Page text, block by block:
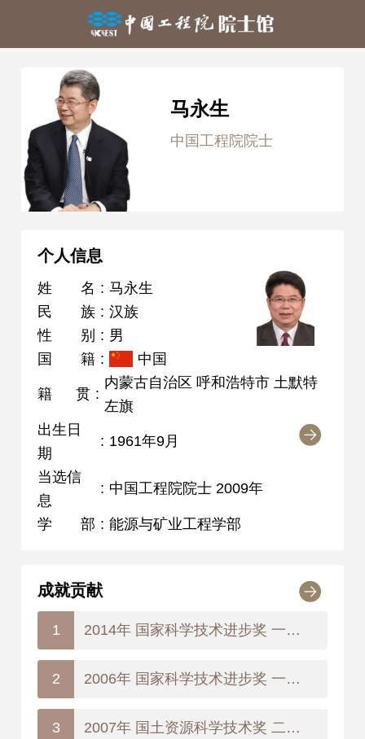
马永生
中国工程院院士
个人信息
姓名 : 马永生
民族 : 汉族
性别 : 男
国籍 : 中国
籍贯 :
内蒙古自治区 呼和浩特市 土默特
左旗
出生日
期
: 1961年9月
当选信
息
: 中国工程院院士 2009年
学部 : 能源与矿业工程学部
成就贡献
1 2014年 国家科学技术进步奖 一等奖
2 2006年 国家科学技术进步奖 一等奖
3 2007年 国土资源科学技术奖 二等奖